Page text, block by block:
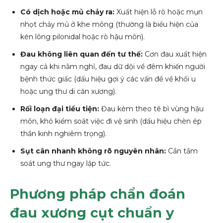
Có dịch hoặc mủ chảy ra: Xuất hiện lỗ rò hoặc mụn
nhọt chảy mủ ở khe mông (thường là biểu hiện của
kén lông pilonidal hoặc rò hậu môn).
Đau không liên quan đến tư thế: Cơn đau xuất hiện
ngay cả khi nằm nghỉ, đau dữ dội về đêm khiến người
bệnh thức giấc (dấu hiệu gợi ý các vấn đề về khối u
hoặc ung thư di căn xương).
Rối loạn đại tiểu tiện: Đau kèm theo tê bì vùng hậu
môn, khó kiểm soát việc đi vệ sinh (dấu hiệu chèn ép
thần kinh nghiêm trọng).
Sụt cân nhanh không rõ nguyên nhân: Cần tầm
soát ung thư ngay lập tức.
Phương pháp chẩn đoán
đau xương cụt chuẩn y